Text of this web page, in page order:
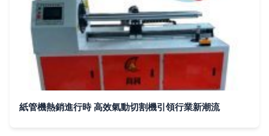
紙管機熱銷進行時 高效氣動切割機引領行業新潮流